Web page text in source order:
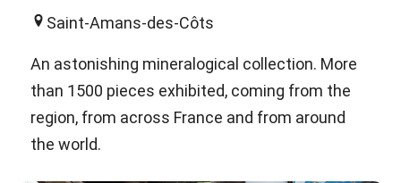
Saint-Amans-des-Côts
An astonishing mineralogical collection. More
than 1500 pieces exhibited, coming from the
region, from across France and from around
the world.